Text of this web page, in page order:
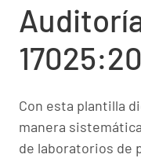
Con esta plantilla
manera
de laboratorios de